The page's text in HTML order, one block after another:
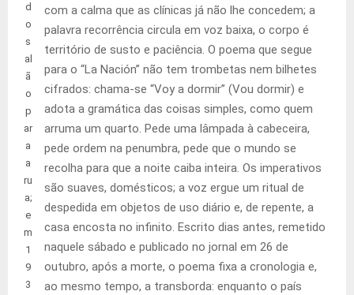
d
o
s
al
ã
o
p
ar
a
a
ru
a;
e
m
1
9
3
com a calma que as clínicas já não lhe concedem; a
palavra recorrência circula em voz baixa, o corpo é
território de susto e paciência. O poema que segue
para o “La Nación” não tem trombetas nem bilhetes
cifrados: chama-se “Voy a dormir” (Vou dormir) e
adota a gramática das coisas simples, como quem
arruma um quarto. Pede uma lâmpada à cabeceira,
pede ordem na penumbra, pede que o mundo se
recolha para que a noite caiba inteira. Os imperativos
são suaves, domésticos; a voz ergue um ritual de
despedida em objetos de uso diário e, de repente, a
casa encosta no infinito. Escrito dias antes, remetido
naquele sábado e publicado no jornal em 26 de
outubro, após a morte, o poema fixa a cronologia e,
ao mesmo tempo, a transborda: enquanto o país